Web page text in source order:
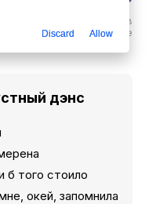
- Грустный дэнс в
ее бесплатнов любое
дэнс
б того стоило
окей, запомнила
Discard Allow